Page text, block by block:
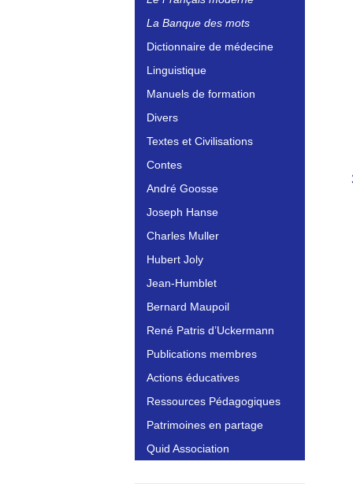
La Banque des mots
Dictionnaire de médecine
Linguistique
Manuels de formation
Divers
Textes et Civilisations
Contes
André Goosse
Joseph Hanse
Charles Muller
Hubert Joly
Jean-Humblet
Bernard Maupoil
René Patris d’Uckermann
Publications membres
Actions éducatives
Ressources Pédagogiques
Patrimoines en partage
Quid Association